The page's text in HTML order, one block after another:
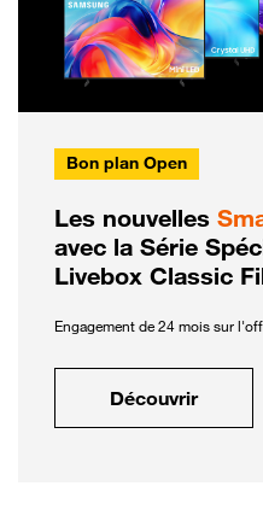
Bon plan Open
Les nouvelles
avec la Série
Livebox Classic
Engagement de 24 mois sur
Découvrir